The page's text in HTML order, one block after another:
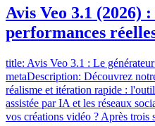
Avis Veo 3.1 (2026)
performances
title: Avis Veo 3.1 : Le
metaDescription: Découvrez
réalisme et itération rapide :
assistée par IA et les réseaux
vos créations vidéo ? Après trois